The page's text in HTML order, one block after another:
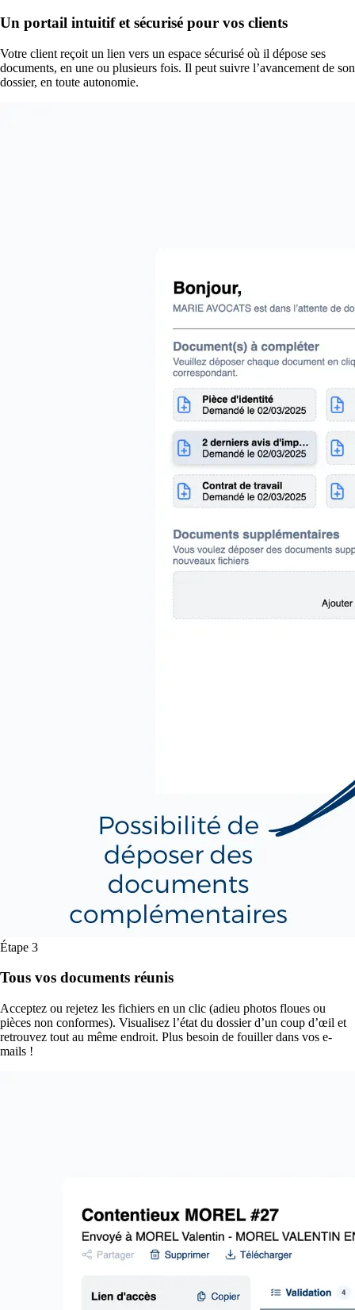
Un portail intuitif et sécurisé pour vos clients
Votre client reçoit un lien vers un espace sécurisé où il dépose ses
documents, en une ou plusieurs fois. Il peut suivre l’avancement de son
dossier, en toute autonomie.
Étape 3
Tous vos documents réunis
Acceptez ou rejetez les fichiers en un clic (adieu photos floues ou
pièces non conformes). Visualisez l’état du dossier d’un coup d’œil et
retrouvez tout au même endroit. Plus besoin de fouiller dans vos e-
mails !